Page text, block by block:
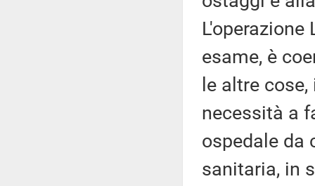
esame, è
le altre
necessità a
ospedale da
sanitaria, in